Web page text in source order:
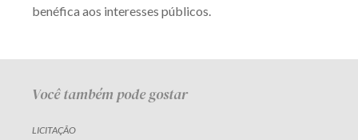
benéfica aos interesses públicos.
Você também pode gostar
LICITAÇÃO